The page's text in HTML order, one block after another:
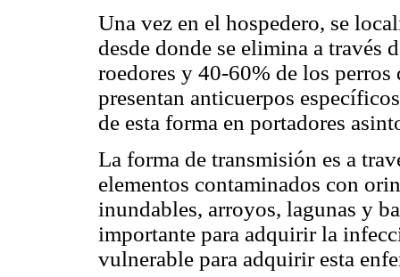
Una vez en el hospedero, se
desde donde se elimina a través
roedores y 40-60% de los perros
presentan anticuerpos
de esta forma en portadores
La forma de transmisión es a
elementos contaminados con
inundables, arroyos, lagunas y
importante para adquirir la
vulnerable para adquirir esta